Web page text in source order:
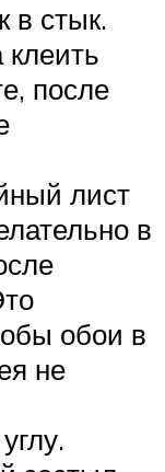
в стык.
клеить
после
лист
в
обои в
не